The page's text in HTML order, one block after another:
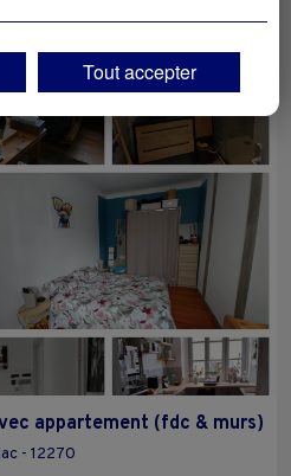
appartement (fdc & murs)
- 12270
cookies/traceurs techniquesseront
en cliquant sur "Tout accepter",
"Paramétrer", et les modifier à tout
vos choix" situé en bas de
Tout accepter